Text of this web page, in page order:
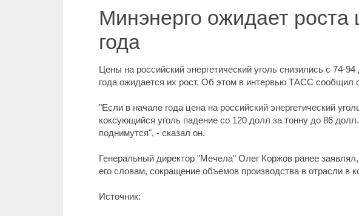
Минэнерго ожидает роста
года
Цены на российский энергетический уголь снизились с 74-
года ожидается их рост. Об этом в интервью ТАСС сообщил
"Если в начале года цена на российский энергетический
коксующийся уголь падение со 120 долл за тонну до 86
поднимутся", - сказал он.
Генеральный директор "Мечела" Олег Коржов ранее
его словам, сокращение объемов производства в отрасли в
Источник: